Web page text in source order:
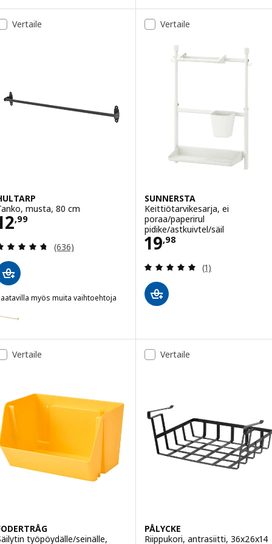
Vertaile
musta, 80 cm
,99 12,99
Arvio: 4.7 / 5 tähteä. Arvostelut yhteensä:
(636)
myös muita vaihtoehtoja
HULTARP, Tanko, nikkelöity, 80 cm
Vertaile
SUNNERSTA
Keittiötarvikesarja, ei
poraa/paperirul
pidike/astkuivtel/säil
19,98
Hinta 19,98
Arvio: 5 / 5
(1)
Vertaile
työpöydälle/seinälle,
Vertaile
PÅLYCKE
Riippukori, antrasiitti, 36x26x14